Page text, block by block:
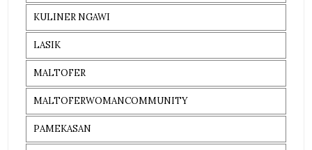
KULINER NGAWI
LASIK
MALTOFER
MALTOFERWOMANCOMMUNITY
PAMEKASAN